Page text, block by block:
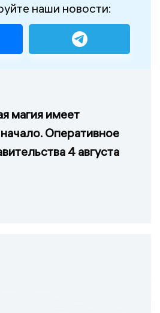
наши новости:
магия имеет
Оперативное
4 августа